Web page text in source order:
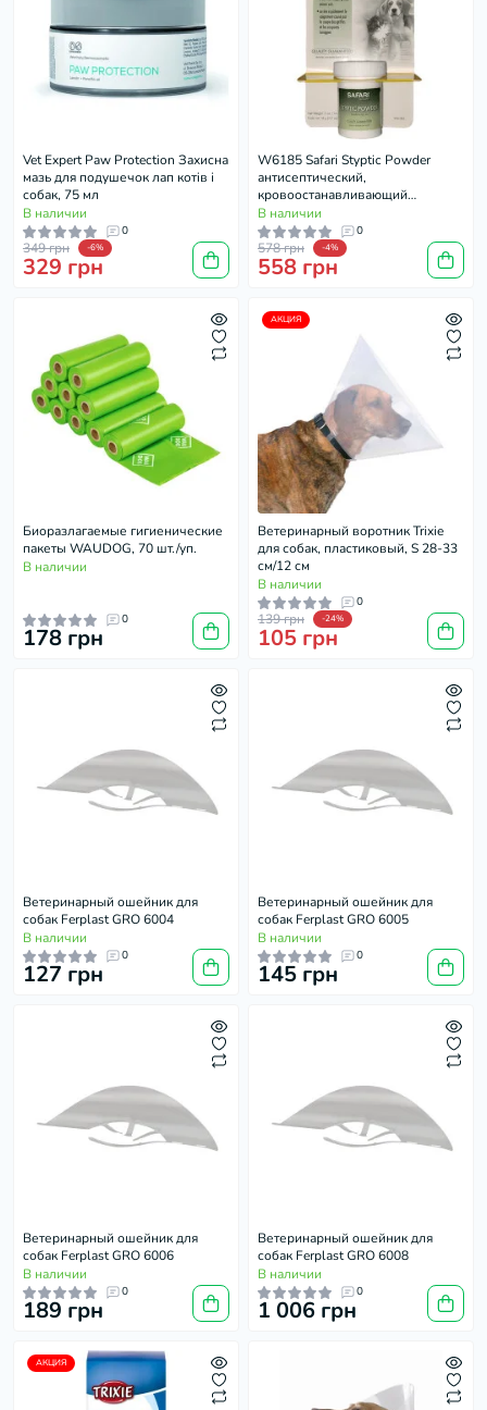
Vet Expert Paw Protection Захисна
мазь для подушечок лап котів і
собак, 75 мл
В наличии
0
349 грн -6%
329 грн
W6185 Safari Styptic Powder
антисептический,
кровоостанавливающий
порошок, 14 г.
В наличии
0
578 грн -4%
558 грн
Биоразлагаемые гигиенические
пакеты WAUDOG, 70 шт./уп.
В наличии
0
178 грн
АКЦИЯ
Ветеринарный воротник Trixie
для собак, пластиковый, S 28-33
см/12 см
В наличии
0
139 грн -24%
105 грн
Ветеринарный ошейник для
собак Ferplast GRO 6004
В наличии
0
127 грн
Ветеринарный ошейник для
собак Ferplast GRO 6005
В наличии
0
145 грн
Ветеринарный ошейник для
собак Ferplast GRO 6006
В наличии
0
189 грн
Ветеринарный ошейник для
собак Ferplast GRO 6008
В наличии
0
1 006 грн
АКЦИЯ